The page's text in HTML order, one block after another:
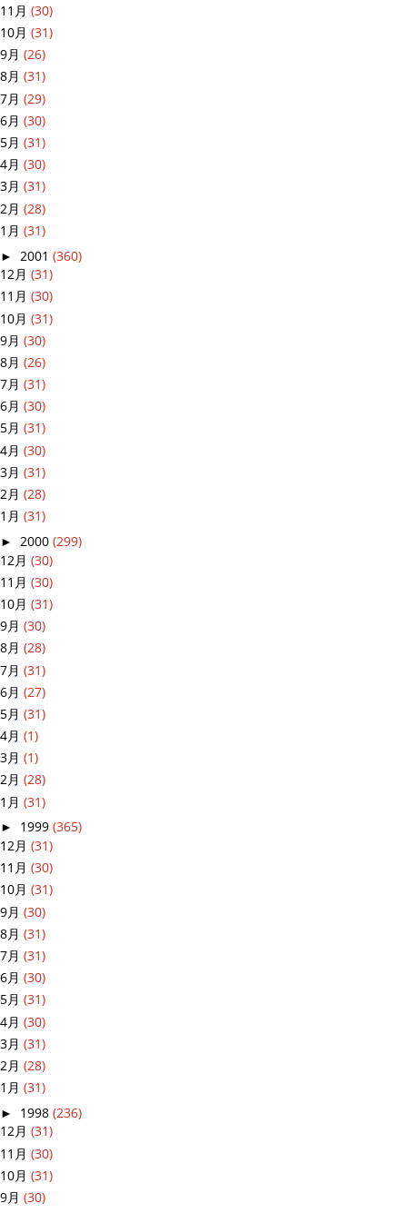
11月 (30)
10月 (31)
9月 (26)
8月 (31)
7月 (29)
6月 (30)
5月 (31)
4月 (30)
3月 (31)
2月 (28)
1月 (31)
► 2001 (360)
12月 (31)
11月 (30)
10月 (31)
9月 (30)
8月 (26)
7月 (31)
6月 (30)
5月 (31)
4月 (30)
3月 (31)
2月 (28)
1月 (31)
► 2000 (299)
12月 (30)
11月 (30)
10月 (31)
9月 (30)
8月 (28)
7月 (31)
6月 (27)
5月 (31)
4月 (1)
3月 (1)
2月 (28)
1月 (31)
► 1999 (365)
12月 (31)
11月 (30)
10月 (31)
9月 (30)
8月 (31)
7月 (31)
6月 (30)
5月 (31)
4月 (30)
3月 (31)
2月 (28)
1月 (31)
► 1998 (236)
12月 (31)
11月 (30)
10月 (31)
9月 (30)